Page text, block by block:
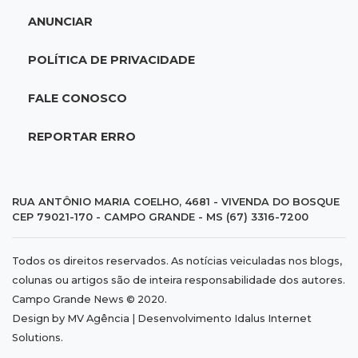
ligada a laboratório ilegal
19:56São Gabriel do Oeste
cotado a R$ 5,08
19:1895º caso
Foragido que se passava por pastor morre
após reagir à abordagem policial
18:51 Certidão
ANUNCIAR
POLÍTICA DE PRIVACIDADE
FALE CONOSCO
REPORTAR ERRO
RUA ANTÔNIO MARIA COELHO, 4681 - VIVENDA DO BOSQUE
CEP 79021-170 - CAMPO GRANDE - MS (67) 3316-7200
Todos os direitos reservados. As notícias veiculadas nos blogs,
colunas ou artigos são de inteira responsabilidade dos autores.
Campo Grande News © 2020.
Design by MV Agência | Desenvolvimento Idalus Internet
Solutions.